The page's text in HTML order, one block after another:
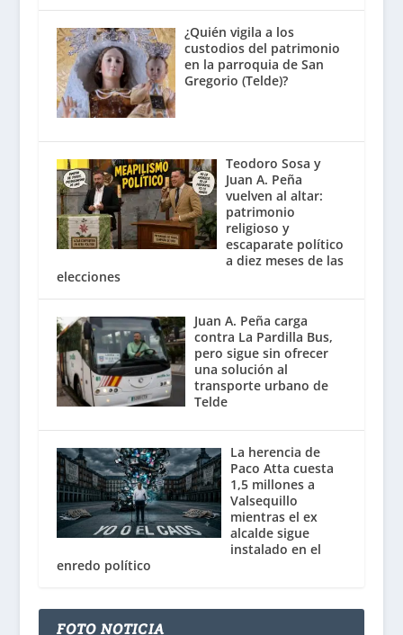
¿Quién vigila a los
custodios del patrimonio
en la parroquia de San
Gregorio (Telde)?
Teodoro Sosa y
Juan A. Peña
vuelven al altar:
patrimonio
religioso y
escaparate político
a diez meses de las
elecciones
Juan A. Peña carga
contra La Pardilla Bus,
pero sigue sin ofrecer
una solución al
transporte urbano de
Telde
La herencia de
Paco Atta cuesta
1,5 millones a
Valsequillo
mientras el ex
alcalde sigue
instalado en el
enredo político
FOTO NOTICIA